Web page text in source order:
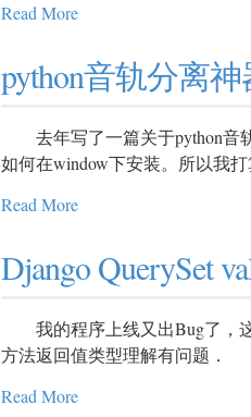
Read More
python音轨分离
去年写了一篇关于python音轨
如何在window下安装。所以我打
Read More
Django QuerySet
我的程序上线又出Bug了，这
方法返回值类型理解有问题．
Read More